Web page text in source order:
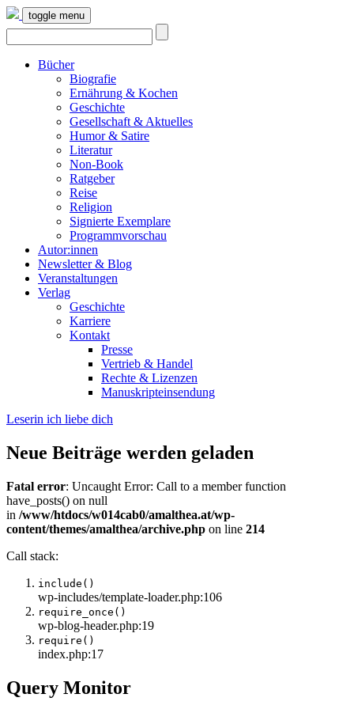
toggle menu
Bücher
Biografie
Ernährung & Kochen
Geschichte
Gesellschaft & Aktuelles
Humor & Satire
Literatur
Non-Book
Ratgeber
Reise
Religion
Signierte Exemplare
Programmvorschau
Autor:innen
Newsletter & Blog
Veranstaltungen
Verlag
Geschichte
Karriere
Kontakt
Presse
Vertrieb & Handel
Rechte & Lizenzen
Manuskripteinsendung
Leserin ich liebe dich
Neue Beiträge werden geladen
Fatal error: Uncaught Error: Call to a member function
have_posts() on null
in /www/htdocs/w014cab0/amalthea.at/wp-
content/themes/amalthea/archive.php on line 214
Call stack:
include()
wp-includes/template-loader.php:106
require_once()
wp-blog-header.php:19
require()
index.php:17
Query Monitor